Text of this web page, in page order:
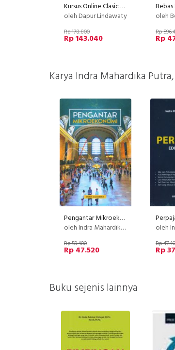
Kursus Online Clasic Marble Cake Dapur Lindawaty PU
oleh Dapur Lindawaty
Rp 178.800
Rp 143.040
oleh
Rp
Rp
Karya Indra Mahardika
Pengantar Mikroekonomi
oleh Indra Mahardika Putra, SE. Ak, M. Ak
Rp 59.400
Rp 47.520
oleh Indra
Rp
Rp
Buku sejenis lainnya